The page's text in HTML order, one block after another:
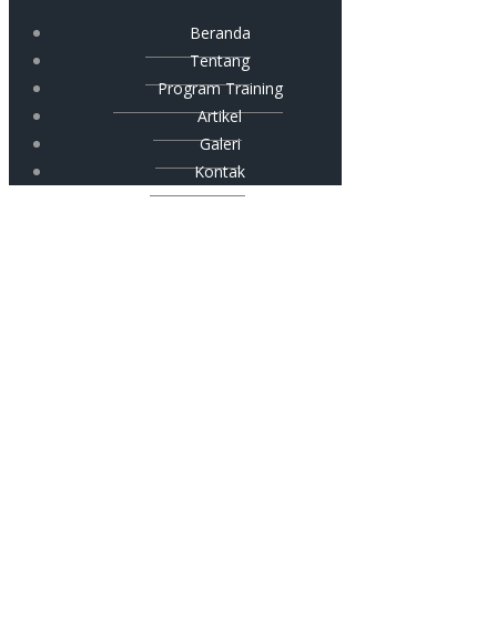
Beranda
Tentang
Program Training
Artikel
Galeri
Kontak